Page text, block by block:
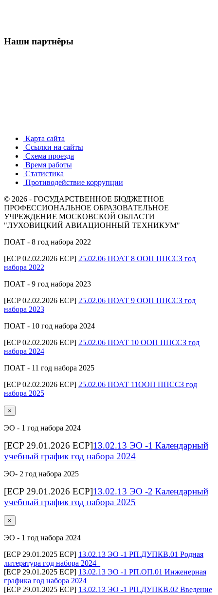
Наши партнёры
Карта сайта
Ссылки на сайты
Схема проезда
Время работы
Статистика
Противодействие коррупции
© 2026 - ГОСУДАРСТВЕННОЕ БЮДЖЕТНОЕ
ПРОФЕССИОНАЛЬНОЕ ОБРАЗОВАТЕЛЬНОЕ
УЧРЕЖДЕНИЕ МОСКОВСКОЙ ОБЛАСТИ
"ЛУХОВИЦКИЙ АВИАЦИОННЫЙ ТЕХНИКУМ"
ПОАТ - 8 год набора 2022
[ECP 02.02.2026 ECP] 25.02.06 ПОАТ 8 ООП ППССЗ год
набора 2022
ПОАТ - 9 год набора 2023
[ECP 02.02.2026 ECP] 25.02.06 ПОАТ 9 ООП ППССЗ год
набора 2023
ПОАТ - 10 год набора 2024
[ECP 02.02.2026 ECP] 25.02.06 ПОАТ 10 ООП ППССЗ год
набора 2024
ПОАТ - 11 год набора 2025
[ECP 02.02.2026 ECP] 25.02.06 ПОАТ 11ООП ППССЗ год
набора 2025
×
ЭО - 1 год набора 2024
[ECP 29.01.2026 ECP]13.02.13 ЭО -1 Календарный
учебный график год набора 2024
ЭО- 2 год набора 2025
[ECP 29.01.2026 ECP]13.02.13 ЭО -2 Календарный
учебный график год набора 2025
×
ЭО - 1 год набора 2024
[ECP 29.01.2025 ECP] 13.02.13 ЭО -1 РП.ДУПКВ.01 Родная
литература год набора 2024_
[ECP 29.01.2025 ECP] 13.02.13 ЭО -1 РП.ОП.01 Инженерная
графика год набора 2024_
[ECP 29.01.2025 ECP] 13.02.13 ЭО -1 РП.ДУПКВ.02 Введение